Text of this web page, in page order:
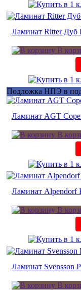
Ламинат Ritter Дуб
В
Подложка НПЭ в
Ламинат AGT
В
Ламинат Alpendorf
В
Ламинат Svensson
В